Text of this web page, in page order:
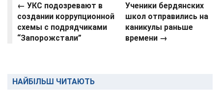
← УКС подозревают в
создании коррупционной
схемы с подрядчиками
“Запорожстали”
Ученики бердянских
школ отправились на
каникулы раньше
времени →
НАЙБІЛЬШ ЧИТАЮТЬ